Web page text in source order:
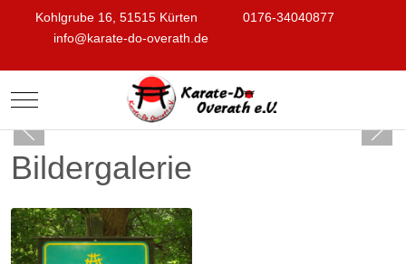
Kohlgrube 16, 51515 Kürten
0176-34040877
info@karate-do-overath.de
Mobile Menu Toggle
Bildergalerie